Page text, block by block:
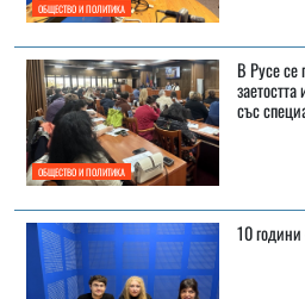
ОБЩЕСТВО И ПОЛИТИКА
ОБЩЕСТВО И ПОЛИТИКА
В Русе се
със
10